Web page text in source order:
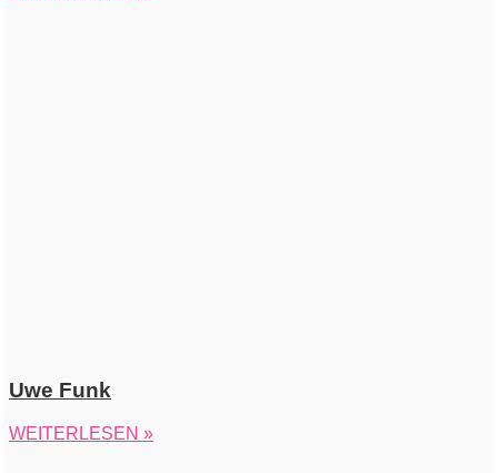
Uwe Funk
WEITERLESEN »